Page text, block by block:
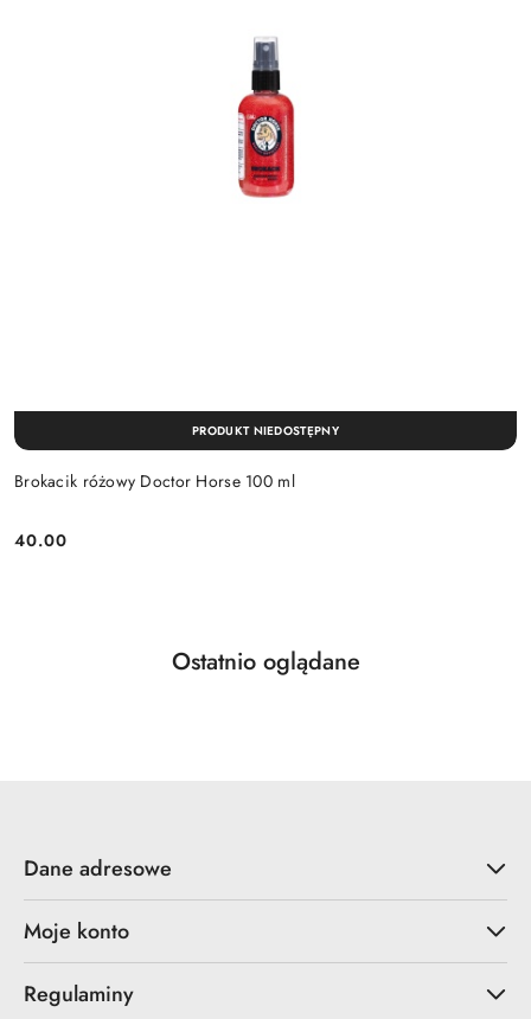
Brokacik różowy Doctor Horse 100 ml
Cena:
40.00
PRODUKT NIEDOSTĘPNY
Pomiń karuzelę produktów
Produkty
Ostatnio oglądane
Dane adresowe
Moje konto
Regulaminy